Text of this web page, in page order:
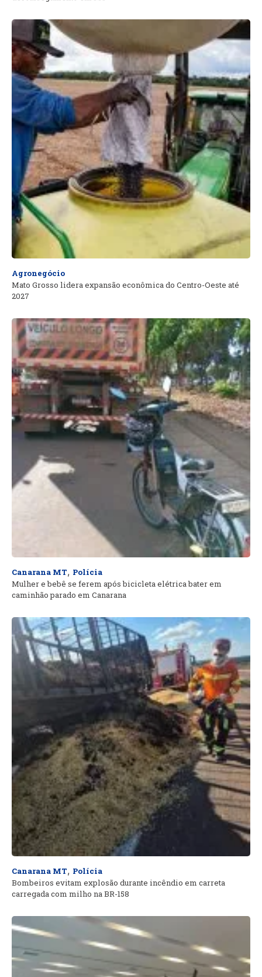
Agronegócio
Mato Grosso lidera expansão econômica do Centro-Oeste até
2027
Canarana MT, Polícia
Mulher e bebê se ferem após bicicleta elétrica bater em
caminhão parado em Canarana
Canarana MT, Polícia
Bombeiros evitam explosão durante incêndio em carreta
carregada com milho na BR-158